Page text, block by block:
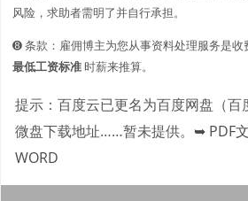
风险，求助者需明了并自行承担。
➑ 条款：雇佣博主为您从事资料处理服务是
最低工资标准时薪来推算。
提示：百度云已更名为百度网盘（百
微盘下载地址……暂未提供。 ➥ PDF
WORD